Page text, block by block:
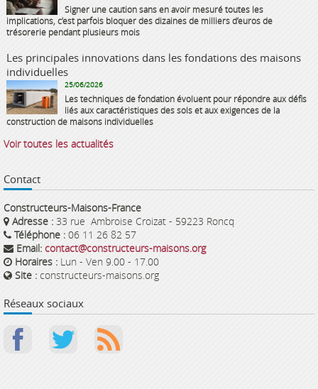
Signer une caution sans en avoir mesuré toutes les
implications, c’est parfois bloquer des dizaines de milliers d’euros de
trésorerie pendant plusieurs mois
Les principales innovations dans les fondations des maisons
individuelles
25/06/2026
Les techniques de fondation évoluent pour répondre aux défis
liés aux caractéristiques des sols et aux exigences de la
construction de maisons individuelles
Voir toutes les actualités
Contact
Constructeurs-Maisons-France
Adresse : 33 rue Ambroise Croizat - 59223 Roncq
Téléphone : 06 11 26 82 57
Email: contact@constructeurs-maisons.org
Horaires : Lun - Ven 9.00 - 17.00
Site : constructeurs-maisons.org
Réseaux sociaux